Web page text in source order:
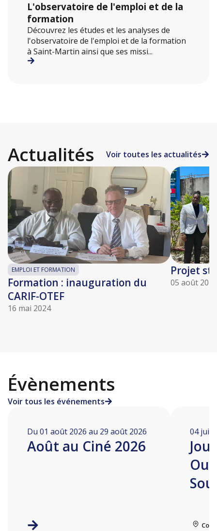
L'observatoire de l'emploi et de la
formation
Découvrez les études et les analyses de
l'observatoire de l'emploi et de la formation
à Saint-Martin ainsi que ses missi...
Actualités Voir toutes les actualités
EMPLOI ET FORMATION
Formation : inauguration du
CARIF-OTEF
16 mai 2024
Projet
05 août 2026
Évènements
Voir tous les événements
Du 01 août 2026 au 29 août 2026
Août au Ciné 2026
04